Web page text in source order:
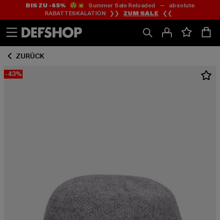
Zum
Inhalt
springen
Zum
Fußzeile
springen
BIS ZU -65%😲💥 Summer Sale Reloaded — absolute
RABATTESKALATION ❯❯ ZUM SALE ❮❮
ZURÜCK
-43%